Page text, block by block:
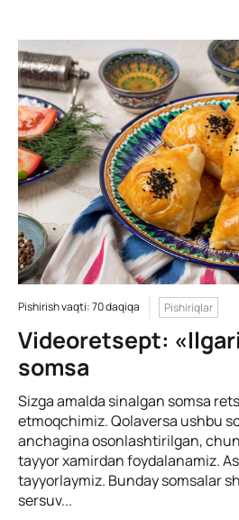
Pishirish vaqti: 70 daqiqa Pishiriqlar
Videoretsept:
somsa
Sizga amalda sinalgan somsa
etmoqchimiz. Qolaversa ushbu
anchagina osonlashtirilgan,
tayyor xamirdan foydalanamiz.
tayyorlaymiz. Bunday somsalar
sersuv...